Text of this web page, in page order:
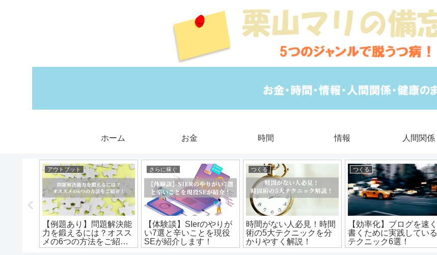
ホーム お金 時間 情報 人間関係
アウトプット
【例題あり】問題解決能
力を鍛えるには？オスス
メの6つの方法をご紹
介！
さらに稼ぐ
【体験談】SIerのやりが
い7選と辛いことを現役
SEが紹介します！
つくる
時間がない人必見！時間
術の5大テクニックを分
かりやすく解説！
つくる
【効率化】ブログを速く
書くために実践している
テクニック6選！